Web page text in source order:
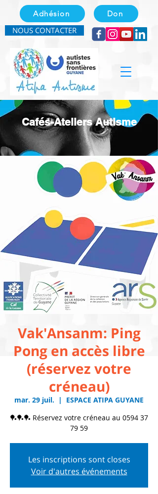
Adhésion Don
NOUS CONTACTER
Cafés-Ateliers Autisme
Vak'Ansanm: Ping
Pong en accès libre
(réservez votre
créneau)
mar. 29 juil.
  |
ESPACE ATIPA GUYANE
🏓🏓🏓 Réservez votre créneau au 0594 37
79 59
Les inscriptions sont closes
Voir d'autres événements